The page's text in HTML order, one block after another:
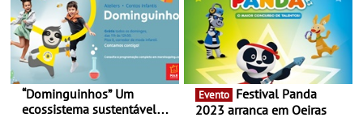
“Dominguinhos” Um
ecossistema sustentável
Evento
2023 arranca em Oeiras